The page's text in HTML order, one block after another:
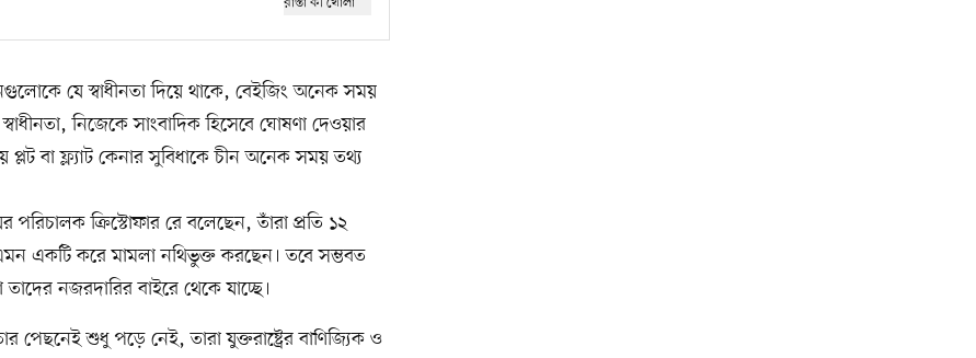
যে স্বাধীনতা দিয়ে থাকে, বেইজিং অনেক সময়
নিজেকে সাংবাদিক হিসেবে ঘোষণা দেওয়ার
বা ফ্ল্যাট কেনার সুবিধাকে চীন অনেক সময় তথ্য
পরিচালক ক্রিস্টোফার রে বলেছেন, তাঁরা প্রতি ১২
একটি করে মামলা নথিভুক্ত করছেন। তবে সম্ভবত
নজরদারির বাইরে থেকে যাচ্ছে।
পেছনেই শুধু পড়ে নেই, তারা যুক্তরাষ্ট্রের বাণিজ্যিক ও